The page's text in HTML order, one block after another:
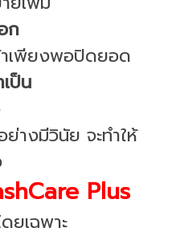
ก
าเพียงพอปิดยอด
ป็น
างมีวินัย จะทำให้
Plus
ยเฉพาะ